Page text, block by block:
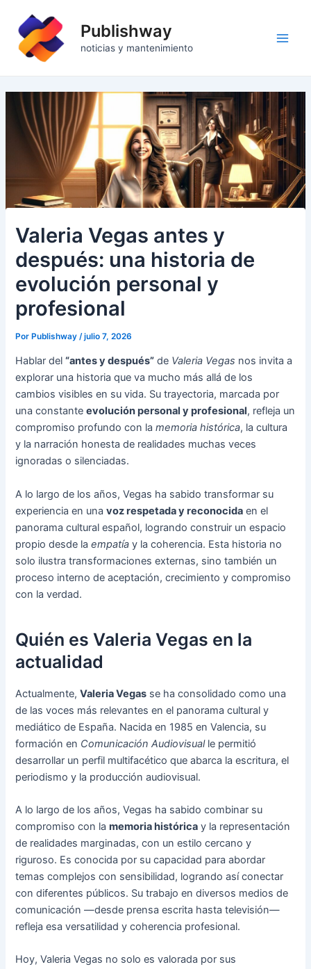
contenido
Publishway
noticias y mantenimiento
Valeria Vegas antes y
después: una historia de
evolución personal y
profesional
PorPublishway/julio 7, 2026
Hablar del“antes y después” de Valeria Vegas nos invita a
explorar una historia que va mucho más allá de los
cambios visibles en su vida. Su trayectoria, marcada por
una constanteevolución personal y profesional, refleja un
compromiso profundo con lamemoria histórica, la cultura
y la narración honesta de realidades muchas veces
ignoradas o silenciadas.
A lo largo de los años, Vegas ha sabido transformar su
experiencia en unavoz respetada y reconocida en el
panorama cultural español, logrando construir un espacio
propio desde laempatía y la coherencia. Esta historia no
solo ilustra transformaciones externas, sino también un
proceso interno de aceptación, crecimiento y compromiso
con la verdad.
Quién es Valeria Vegas en la
actualidad
Actualmente,Valeria Vegas se ha consolidado como una
de las voces más relevantes en el panorama cultural y
mediático de España. Nacida en 1985 en Valencia, su
formación en Comunicación Audiovisualle permitió
desarrollar un perfil multifacético que abarca la escritura, el
periodismo y la producción audiovisual.
A lo largo de los años, Vegas ha sabido combinar su
compromiso con lamemoria histórica y la representación
de realidades marginadas, con un estilo cercano y
riguroso. Es conocida por su capacidad para abordar
temas complejos con sensibilidad, logrando así conectar
con diferentes públicos. Su trabajo en diversos medios de
comunicación —desde prensa escrita hasta televisión—
refleja esa versatilidad y coherencia profesional.
Hoy, Valeria Vegas no solo es valorada por sus